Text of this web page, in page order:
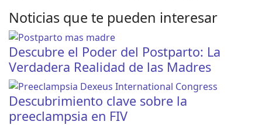
Noticias que te pueden interesar
Descubre el Poder del Postparto: La
Verdadera Realidad de las Madres
Descubrimiento clave sobre la
preeclampsia en FIV